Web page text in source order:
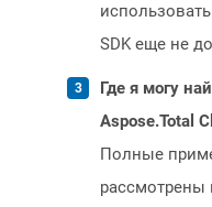
SDK еще не
Где я могу
Aspose.Total
Полные
рассмотрены